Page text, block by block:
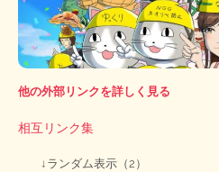
他の外部リンクを詳しく見る
相互リンク集
↓ランダム表示（2）